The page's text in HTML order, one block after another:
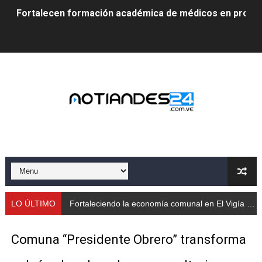
Fortalecen formación académica de médicos en
Fundecem inició con éxito el taller vacacional de
Iniciación al yoga reúne a diversos clubes deportivos
Mincomunas impulsa el autogobierno en Mérida con
LO ÚLTIMO Fortaleciendo la economía comunal en El Vigía con microcréditos a emprendedores y productores
Comuna “Presidente Obrero” transforma